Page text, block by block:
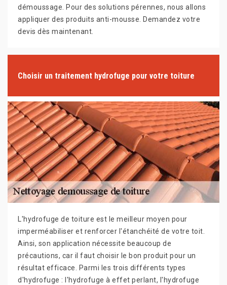
démoussage. Pour des solutions pérennes, nous allons
appliquer des produits anti-mousse. Demandez votre
devis dès maintenant.
Choisir un traitement hydrofuge pour votre toiture
L'hydrofuge de toiture est le meilleur moyen pour
imperméabiliser et renforcer l'étanchéité de votre toit.
Ainsi, son application nécessite beaucoup de
précautions, car il faut choisir le bon produit pour un
résultat efficace. Parmi les trois différents types
d'hydrofuge : l'hydrofuge à effet perlant, l'hydrofuge